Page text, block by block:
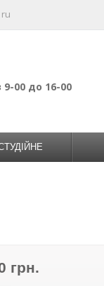
ru
00 до 16-00
грн.